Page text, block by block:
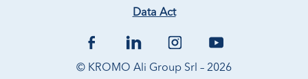
Data Act
© KROMO Ali Group Srl – 2026